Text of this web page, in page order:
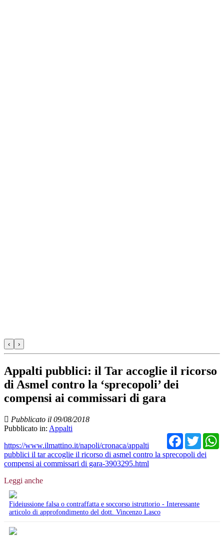
‹ ›
Appalti pubblici: il Tar accoglie il ricorso
di Asmel contro la ‘sprecopoli’ dei
compensi ai commissari di gara
Pubblicato il 09/08/2018
Pubblicato in: Appalti
https://www.ilmattino.it/napoli/cronaca/appalti
pubblici il tar accoglie il ricorso di asmel contro la sprecopoli dei
compensi ai commissari di gara-3903295.html
Leggi anche
Fideiussione falsa o contraffatta e soccorso istruttorio - Interessante
articolo di approfondimento del dott. Vincenzo Lasco